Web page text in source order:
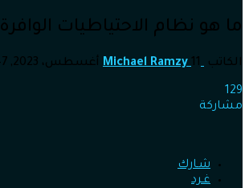
ما هو نظام الاحتياطيات الوافرة
الكاتب Michael Ramzy 11 أغسطس، 2023, 5:47 م
129
مشاركة
شـارك
غـرد